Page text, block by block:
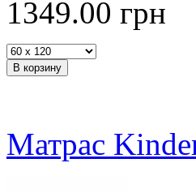
1349.00 грн
Матрас